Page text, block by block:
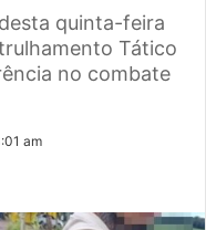
quinta-feira
Tático
no combate
am